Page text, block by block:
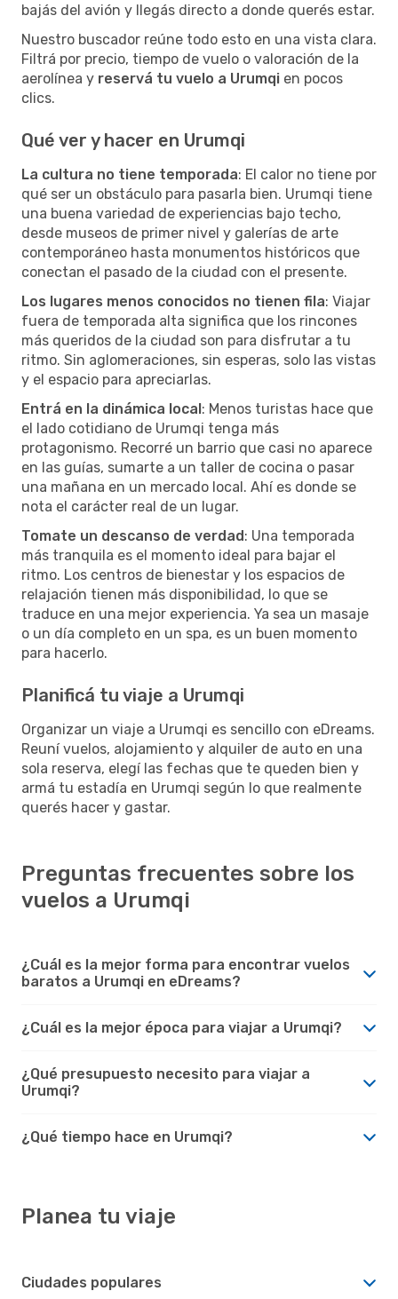
bajás del avión y llegás directo a donde querés estar.
Nuestro buscador reúne todo esto en una vista clara.
Filtrá por precio, tiempo de vuelo o valoración de la
aerolínea y reservá tu vuelo a Urumqi en pocos
clics.
Qué ver y hacer en Urumqi
La cultura no tiene temporada: El calor no tiene por
qué ser un obstáculo para pasarla bien. Urumqi tiene
una buena variedad de experiencias bajo techo,
desde museos de primer nivel y galerías de arte
contemporáneo hasta monumentos históricos que
conectan el pasado de la ciudad con el presente.
Los lugares menos conocidos no tienen fila: Viajar
fuera de temporada alta significa que los rincones
más queridos de la ciudad son para disfrutar a tu
ritmo. Sin aglomeraciones, sin esperas, solo las vistas
y el espacio para apreciarlas.
Entrá en la dinámica local: Menos turistas hace que
el lado cotidiano de Urumqi tenga más
protagonismo. Recorré un barrio que casi no aparece
en las guías, sumarte a un taller de cocina o pasar
una mañana en un mercado local. Ahí es donde se
nota el carácter real de un lugar.
Tomate un descanso de verdad: Una temporada
más tranquila es el momento ideal para bajar el
ritmo. Los centros de bienestar y los espacios de
relajación tienen más disponibilidad, lo que se
traduce en una mejor experiencia. Ya sea un masaje
o un día completo en un spa, es un buen momento
para hacerlo.
Planificá tu viaje a Urumqi
Organizar un viaje a Urumqi es sencillo con eDreams.
Reuní vuelos, alojamiento y alquiler de auto en una
sola reserva, elegí las fechas que te queden bien y
armá tu estadía en Urumqi según lo que realmente
querés hacer y gastar.
Preguntas frecuentes sobre los
vuelos a Urumqi
¿Cuál es la mejor forma para encontrar vuelos
baratos a Urumqi en eDreams?
¿Cuál es la mejor época para viajar a Urumqi?
¿Qué presupuesto necesito para viajar a
Urumqi?
¿Qué tiempo hace en Urumqi?
Planea tu viaje
Ciudades populares